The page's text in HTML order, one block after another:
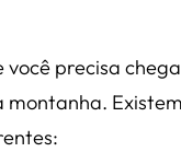
você precisa
montanha.